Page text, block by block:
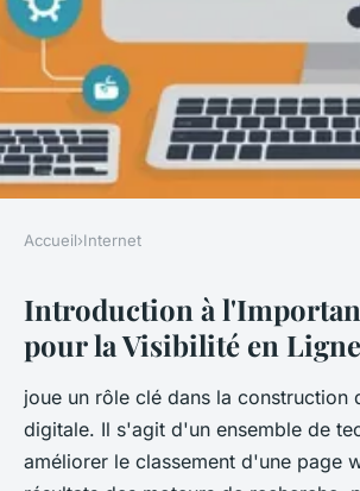
Le Guide Complet
Technique
Lucie •20 août 2025•8 min de lecture
Accueil›Internet
Introduction à
pour la Visibilité en Ligne
joue un rôle clé dans la construction
digitale. Il s'agit d'un ensemble de
améliorer le classement d'une page